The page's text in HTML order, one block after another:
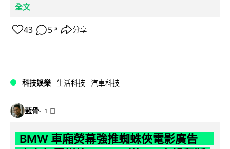
全文
43 5 ↗ 分享
科技娛樂 生活科技 汽車科技
藍骨 1 日
BMW 車廂熒幕強推蜘蛛俠電影廣告